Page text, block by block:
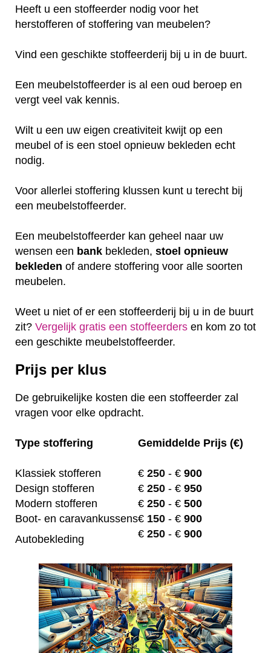
Heeft u een stoffeerder nodig voor het
herstofferen of stoffering van meubelen?
Vind een geschikte stoffeerderij bij u in de buurt.
Een meubelstoffeerder is al een oud beroep en
vergt veel vak kennis.
Wilt u een uw eigen creativiteit kwijt op een
meubel of is een stoel opnieuw bekleden echt
nodig.
Voor allerlei stoffering klussen kunt u terecht bij
een meubelstoffeerder.
Een meubelstoffeerder kan geheel naar uw
wensen een bank bekleden, stoel opnieuw
bekleden of andere stoffering voor alle soorten
meubelen.
Weet u niet of er een stoffeerderij bij u in de buurt
zit? Vergelijk gratis een stoffeerders en kom zo tot
een geschikte meubelstoffeerder.
Prijs per klus
De gebruikelijke kosten die een stoffeerder zal
vragen voor elke opdracht.
Type stoffering Gemiddelde Prijs (€)
Klassiek stofferen € 250 - € 900
Design stofferen
€ 250 - € 950
Modern stofferen
€ 250 - € 500
Boot- en caravankussens€ 150 - € 900
Autobekleding
€ 250 - € 900